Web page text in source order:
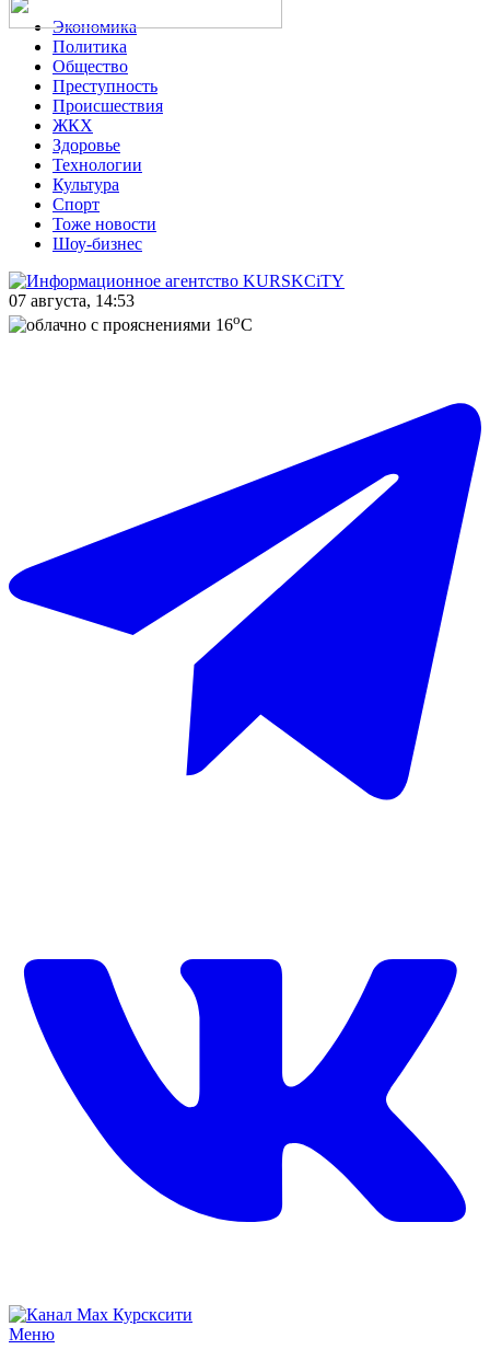
Экономика
Политика
Общество
Преступность
Происшествия
ЖКХ
Здоровье
Технологии
Культура
Спорт
Тоже новости
Шоу-бизнес
07 августа, 14:53
16oC
Меню